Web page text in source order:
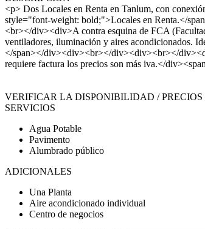
<p> Dos Locales en Renta en Tanlum, con
style="font-weight: bold;">Locales en Renta.</
<br></div><div>A contra esquina de FCA
ventiladores, iluminación y aires acondicionados.
</span></div><div><br></div><div><br></
requiere factura los precios son más iva.</
VERIFICAR LA DISPONIBILIDAD / PRECIOS
SERVICIOS
Agua Potable
Pavimento
Alumbrado público
ADICIONALES
Una Planta
Aire acondicionado individual
Centro de negocios